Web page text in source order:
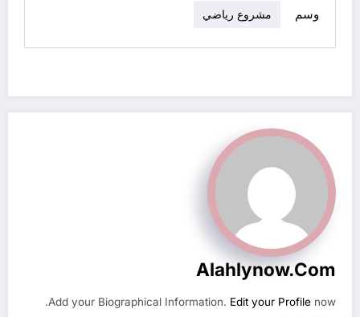
وسم مشروع رياضي
Alahlynow.com
Add your Biographical Information. Edit your Profile now.